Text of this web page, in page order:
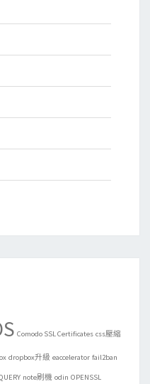
Comodo SSL Certificates css壓縮
dropbox升級 eaccelerator fail2ban
note刷機 odin OPENSSL